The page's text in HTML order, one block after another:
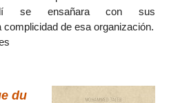
se ensañara con sus
de esa organización.
du